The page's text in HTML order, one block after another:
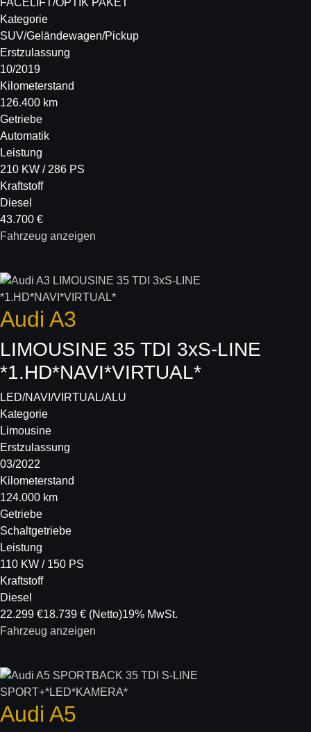
Kategorie
SUV/Geländewagen/Pickup
Erstzulassung
10/2019
Kilometerstand
126.400 km
Getriebe
Automatik
Leistung
210 KW / 286 PS
Kraftstoff
Diesel
43.700 €
Fahrzeug anzeigen
Audi A3
LIMOUSINE 35 TDI 3xS-LINE
*1.HD*NAVI*VIRTUAL*
LED/NAVI/VIRTUAL/ALU
Kategorie
Limousine
Erstzulassung
03/2022
Kilometerstand
124.000 km
Getriebe
Schaltgetriebe
Leistung
110 KW / 150 PS
Kraftstoff
Diesel
22.299 €18.739 € (Netto)19% MwSt.
Fahrzeug anzeigen
Audi A5